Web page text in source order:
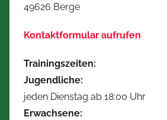
49626 Berge
Kontaktformular aufrufen
Trainingszeiten:
Jugendliche:
jeden Dienstag ab 18:00 Uhr
Erwachsene: